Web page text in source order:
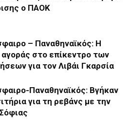
ο ΠΑΟΚ
– Παναθηναϊκός: Η
αγοράς στο επίκεντρο των
για τον Λιβάι Γκαρσία
Παναθηναϊκός: Βγήκαν
για τη ρεβάνς με την